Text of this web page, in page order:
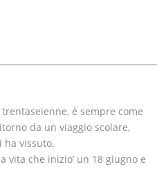
é sempre come
da un viaggio scolare,
ha vissuto.
vita che inizio’ un 18 giugno e